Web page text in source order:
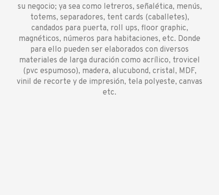
su negocio; ya sea como letreros, señalética, menús,
totems, separadores, tent cards (caballetes),
candados para puerta, roll ups, floor graphic,
magnéticos, números para habitaciones, etc. Donde
para ello pueden ser elaborados con diversos
materiales de larga duración como acrílico, trovicel
(pvc espumoso), madera, alucubond, cristal, MDF,
vinil de recorte y de impresión, tela polyeste, canvas
etc.